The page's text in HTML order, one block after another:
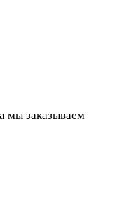
мы заказываем